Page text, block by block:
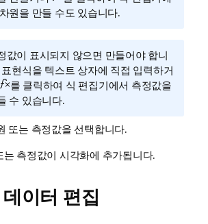
원을 만들 수도 있습니다.
값이 표시되지 않으면 만들어야 합니
표현식을 텍스트 상자에 직접 입력하거
를 클릭하여 식 편집기에서 측정값을
수 있습니다.
또는 측정값을 선택합니다.
측정값이 시각화에 추가됩니다.
이터 편집